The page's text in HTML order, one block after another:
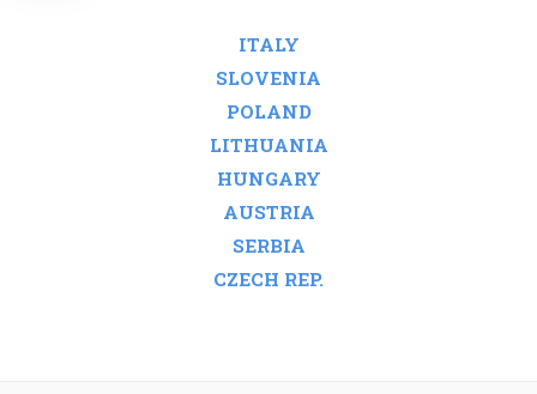
ITALY
SLOVENIA
POLAND
LITHUANIA
HUNGARY
AUSTRIA
SERBIA
CZECH REP.